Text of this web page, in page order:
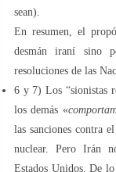
sean).
En resumen, el
desmán iraní sino
resoluciones de las
6 y 7) Los “sionistas
los demás «
las sanciones contra
nuclear. Pero Irán
Estados Unidos. De